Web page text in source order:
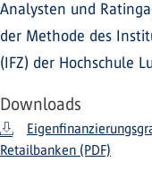
Analysten und
der Methode des
(IFZ) der Hochschule
Downloads
Retailbanken (PDF)